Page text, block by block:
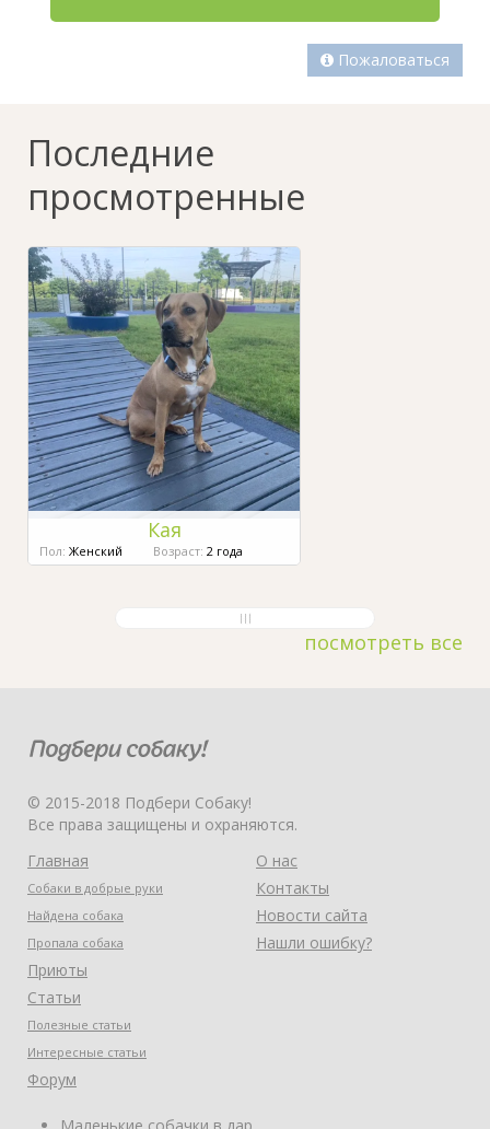
Пожаловаться
Последние
просмотренные
Кая
Пол: Женский Возраст: 2 года
посмотреть все
© 2015-2018 Подбери Собаку!
Все права защищены и охраняются.
Главная
Собаки в добрые руки
Найдена собака
Пропала собака
Приюты
Статьи
Полезные статьи
Интересные статьи
Форум
О нас
Контакты
Новости сайта
Нашли ошибку?